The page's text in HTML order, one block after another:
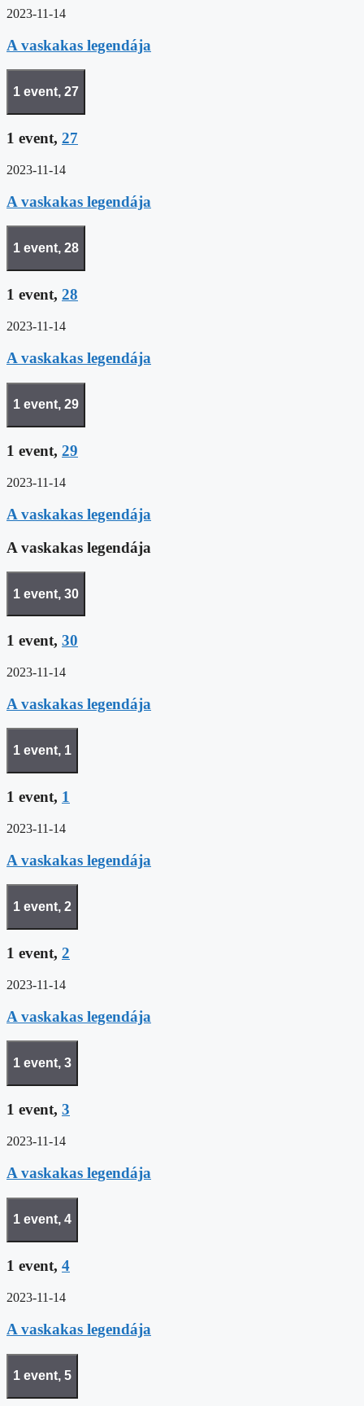
2023-11-14
A vaskakas legendája
1 event, 27
1 event, 27
2023-11-14
A vaskakas legendája
1 event, 28
1 event, 28
2023-11-14
A vaskakas legendája
1 event, 29
1 event, 29
2023-11-14
A vaskakas legendája
A vaskakas legendája
1 event, 30
1 event, 30
2023-11-14
A vaskakas legendája
1 event, 1
1 event, 1
2023-11-14
A vaskakas legendája
1 event, 2
1 event, 2
2023-11-14
A vaskakas legendája
1 event, 3
1 event, 3
2023-11-14
A vaskakas legendája
1 event, 4
1 event, 4
2023-11-14
A vaskakas legendája
1 event, 5